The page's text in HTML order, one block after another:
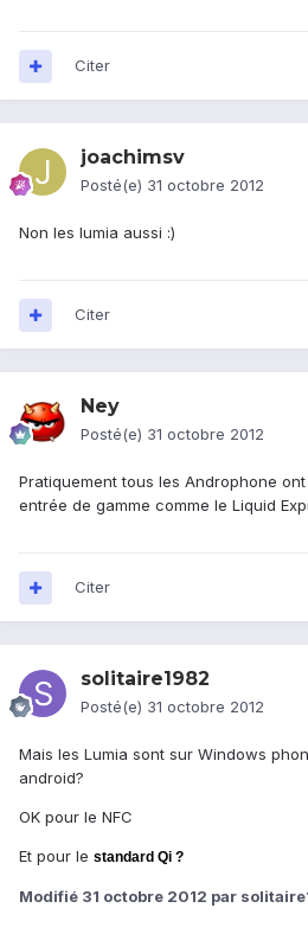
Citer
joachimsv
Posté(e) 31 octobre 2012
Non les lumia aussi :)
Citer
Ney
Posté(e) 31 octobre 2012
Pratiquement tous les Androphone
entrée de gamme comme le Liquid
Citer
solitaire1982
Posté(e) 31 octobre 2012
Mais les Lumia sont sur Windows
android?
OK pour le NFC
Et pour le standard Qi ?
Modifié 31 octobre 2012 par